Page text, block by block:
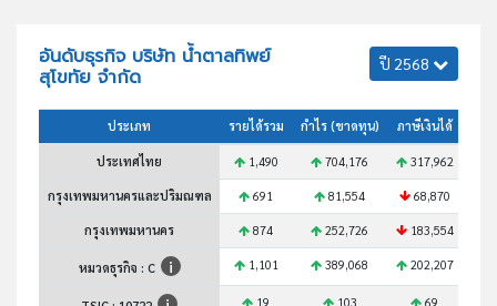
อันดับธุรกิจ บริษัท น้ำตาลทิพย์
สุโขทัย จำกัด
ปี 2568
ประเภท รายได้รวม กำไร (ขาดทุน) ภาษีเงินได้
ประเทศไทย 1,490 704,176 317,962
กรุงเทพมหานครและปริมณฑล 691 81,554 68,870
กรุงเทพมหานคร 874 252,726 183,554
หมวดธุรกิจ : C 1,101 389,068 202,207
19 103 69